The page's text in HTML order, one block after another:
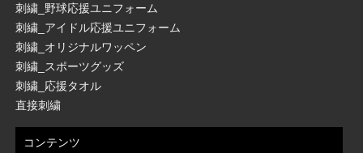
刺繍_野球応援ユニフォーム
刺繍_アイドル応援ユニフォーム
刺繍_オリジナルワッペン
刺繍_スポーツグッズ
刺繍_応援タオル
直接刺繍
コンテンツ